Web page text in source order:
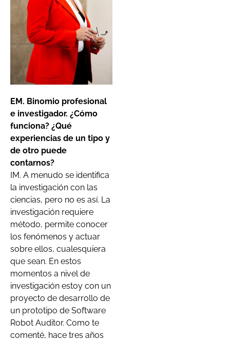
EM. Binomio profesional
e investigador. ¿Cómo
funciona? ¿Qué
experiencias de un tipo y
de otro puede
contarnos?
IM. A menudo se identifica
la investigación con las
ciencias, pero no es así. La
investigación requiere
método, permite conocer
los fenómenos y actuar
sobre ellos, cualesquiera
que sean. En estos
momentos a nivel de
investigación estoy con un
proyecto de desarrollo de
un prototipo de Software
Robot Auditor. Como te
comenté, hace tres años